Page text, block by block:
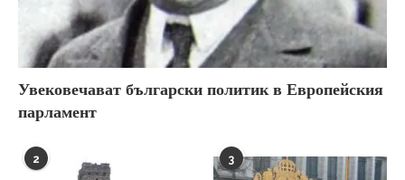
Увековечават български политик в Европейския
парламент
2 3